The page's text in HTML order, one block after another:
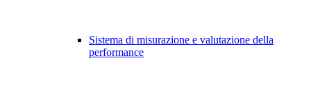
Sistema di misurazione e valutazione della
performance